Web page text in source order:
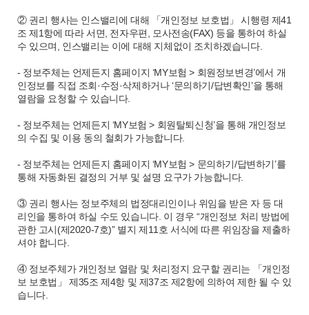
② 권리 행사는 인스밸리에 대해 「개인정보 보호법」 시행령 제41
조 제1항에 따라 서면, 전자우편, 모사전송(FAX) 등을 통하여 하실
수 있으며, 인스밸리는 이에 대해 지체없이 조치하겠습니다.
- 정보주체는 언제든지 홈페이지 ‘MY보험 > 회원정보변경’에서 개
인정보를 직접 조회·수정·삭제하거나 ‘문의하기/답변확인’을 통해
열람을 요청할 수 있습니다.
- 정보주체는 언제든지 ‘MY보험 > 회원탈퇴신청’을 통해 개인정보
의 수집 및 이용 동의 철회가 가능합니다.
- 정보주체는 언제든지 홈페이지 ‘MY보험 > 문의하기/답변하기’를
통해 자동화된 결정의 거부 및 설명 요구가 가능합니다.
③ 권리 행사는 정보주체의 법정대리인이나 위임을 받은 자 등 대
리인을 통하여 하실 수도 있습니다. 이 경우 “개인정보 처리 방법에
관한 고시(제2020-7호)” 별지 제11호 서식에 따른 위임장을 제출하
셔야 합니다.
④ 정보주체가 개인정보 열람 및 처리정지 요구할 권리는 「개인정
보 보호법」 제35조 제4항 및 제37조 제2항에 의하여 제한 될 수 있
습니다.